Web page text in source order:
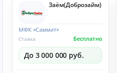
Заём(Доброзайм)
МФК «Саммит»
Бесплатно
Ставка
До 3 000 000 руб.